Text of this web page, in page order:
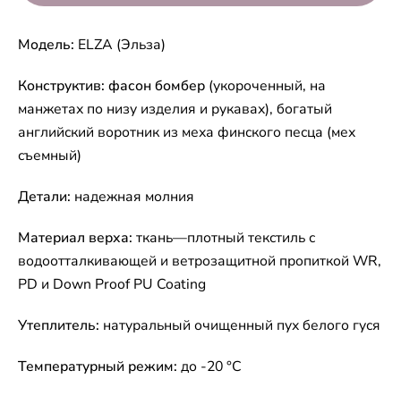
Модель: ELZA (Эльза)
Конструктив: фасон бомбер (укороченный, на
манжетах по низу изделия и рукавах), богатый
английский воротник из меха финского песца (мех
съемный)
Детали: надежная молния
Материал верха: ткань—плотный текстиль с
водоотталкивающей и ветрозащитной пропиткой WR,
PD и Down Proof PU Coating
Утеплитель: натуральный очищенный пух белого гуся
Температурный режим: до -20 °C